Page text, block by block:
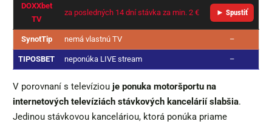
DOXXbet
TV
za posledných 14 dní stávka za min. 2 € ► Spustiť
SynotTip nemá vlastnú TV –
TIPOSBET neponúka LIVE stream –
V porovnaní s televíziou je ponuka motoršportu na
internetových televíziách stávkových kancelárií slabšia.
Jedinou stávkovou kanceláriou, ktorá ponúka priame